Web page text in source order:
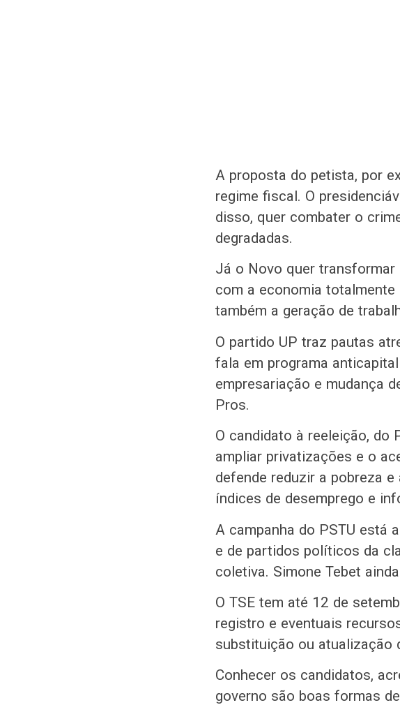
A proposta do petista, por
regime fiscal. O
disso, quer combater o
degradadas.
Já o Novo quer transformar
com a economia totalmente
também a geração de
O partido UP traz pautas
fala em programa
empresariação e mudança
Pros.
O candidato à reeleição, do
ampliar privatizações e o
defende reduzir a pobreza
índices de desemprego e
A campanha do PSTU está
e de partidos políticos da
coletiva. Simone Tebet
O TSE tem até 12 de
registro e eventuais
substituição ou atualização
Conhecer os candidatos,
governo são boas formas